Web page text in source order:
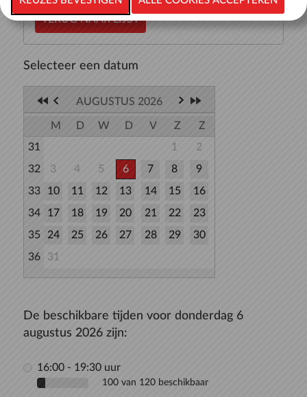
TERUG NAAR LIJST
Selecteer een datum
AUGUSTUS 2026
M D W D V Z
Z
31
1
2
32
3 4 5 6 7 8
9
33
10 11 12 13 14 15
16
34
17 18 19 20 21 22
23
35
24 25 26 27 28 29
30
36
31
De beschikbare tijden voor donderdag 6
augustus 2026 zijn:
16:00 - 19:30 uur
100 van 120 beschikbaar